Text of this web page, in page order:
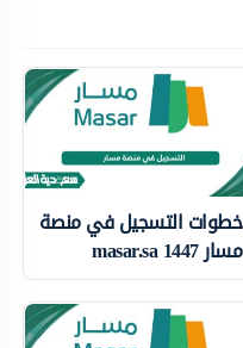
خطوات التسجيل في منصة
مسار masar.sa 1447